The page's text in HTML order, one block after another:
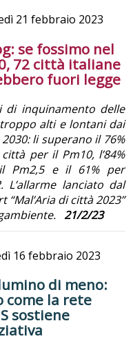
21 febbraio 2023
se fossimo nel
72 città italiane
fuori legge
di inquinamento delle
alti e lontani dai
: li superano il 76%
per il Pm10, l’84%
Pm2,5 e il 61% per
L’allarme lanciato dal
“Mal’Aria di città 2023”
21/2/23
16 febbraio 2023
di meno:
come la rete
sostiene